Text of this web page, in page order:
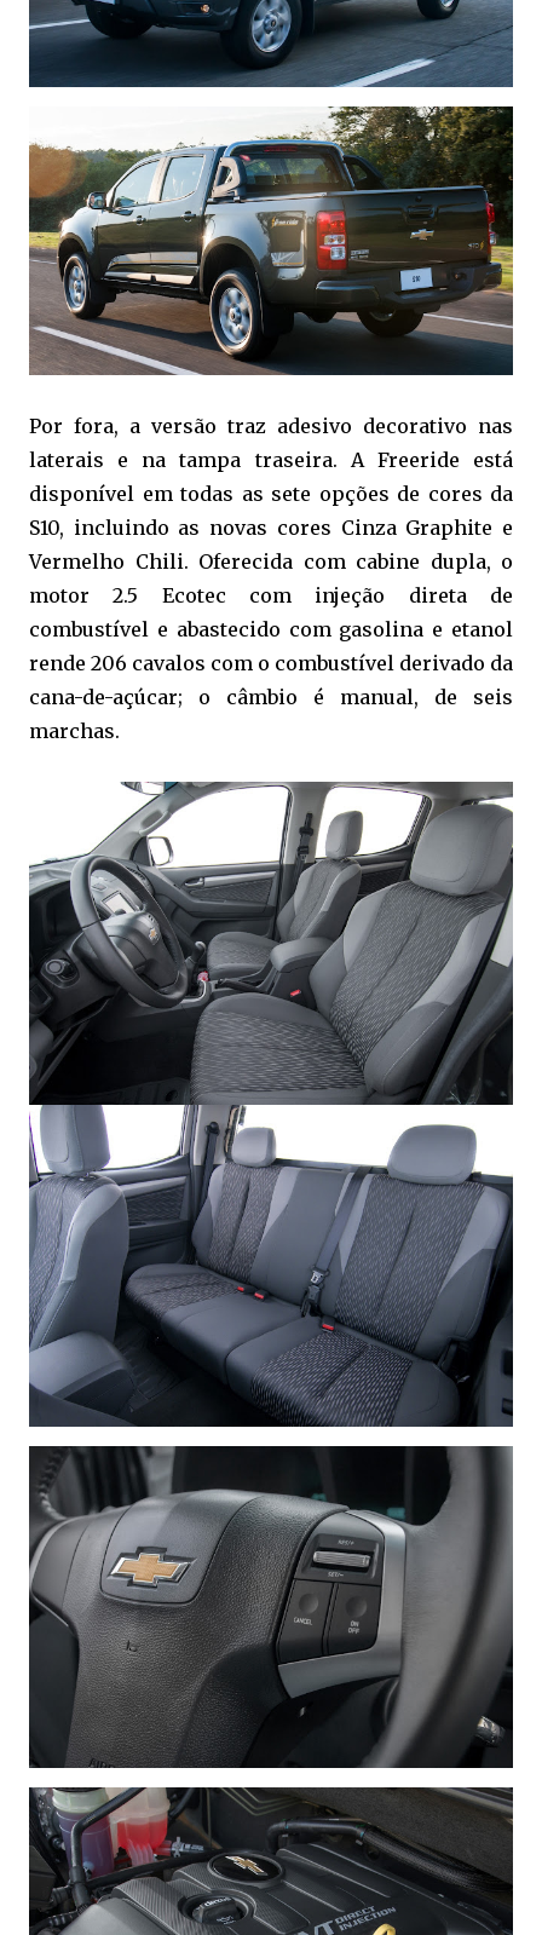
Por fora, a versão traz adesivo decorativo nas
laterais e na tampa traseira. A Freeride está
disponível em todas as sete opções de cores da
S10, incluindo as novas cores Cinza Graphite e
Vermelho Chili. Oferecida com cabine dupla, o
motor 2.5 Ecotec com injeção direta de
combustível e abastecido com gasolina e etanol
rende 206 cavalos com o combustível derivado da
cana-de-açúcar; o câmbio é manual, de seis
marchas.